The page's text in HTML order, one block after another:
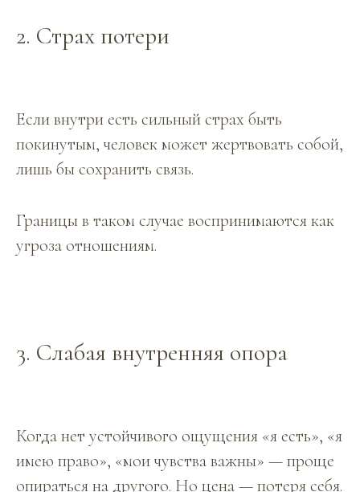
2. Страх потери
Если внутри есть сильный страх быть
покинутым, человек может жертвовать собой,
лишь бы сохранить связь.
Границы в таком случае воспринимаются как
угроза отношениям.
3. Слабая внутренняя опора
Когда нет устойчивого ощущения «я есть», «я
имею право», «мои чувства важны» — проще
опираться на другого. Но цена — потеря себя.